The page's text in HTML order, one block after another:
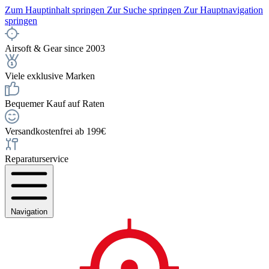
Zum Hauptinhalt springen Zur Suche springen Zur Hauptnavigation
springen
Airsoft & Gear since 2003
Viele exklusive Marken
Bequemer Kauf auf Raten
Versandkostenfrei ab 199€
Reparaturservice
Navigation